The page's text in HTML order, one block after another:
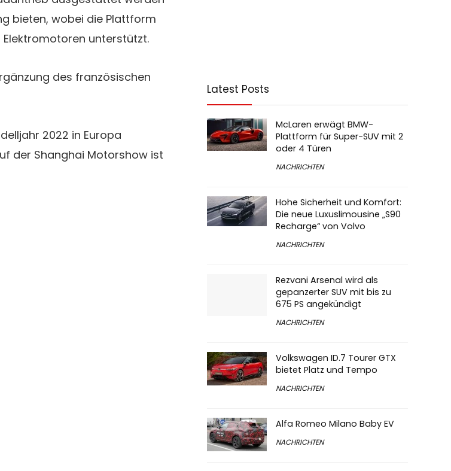
bieten, wobei die Plattform
unterstützt.
des französischen
2022 in Europa
der Shanghai Motorshow ist
Latest Posts
McLaren erwägt BMW-
Plattform für Super-SUV mit 2
oder 4 Türen
NACHRICHTEN
Hohe Sicherheit und Komfort:
Die neue Luxuslimousine „S90
Recharge“ von Volvo
NACHRICHTEN
Rezvani Arsenal wird als
gepanzerter SUV mit bis zu
675 PS angekündigt
NACHRICHTEN
Volkswagen ID.7 Tourer GTX
bietet Platz und Tempo
NACHRICHTEN
Alfa Romeo Milano Baby EV
NACHRICHTEN